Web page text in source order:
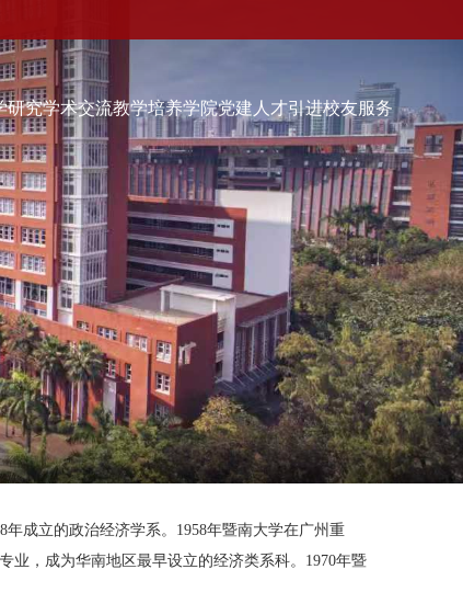
研究学术交流教学培养学院党建 人才引进校友服务
学院党建 人才引进 校友服务
校友会快讯
品牌活动
校友动态
校友组织
年成立的政治经济学系。 1958年暨南大学在广州重
，成为华南地区最早设立的经济类系科。 1970年暨